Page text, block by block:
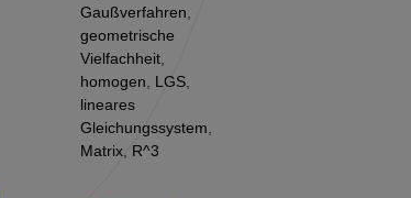
Gaußverfahren
geometrische
Vielfachheit
homogen
LGS
lineares
Gleichungssystem
Matrix R^3